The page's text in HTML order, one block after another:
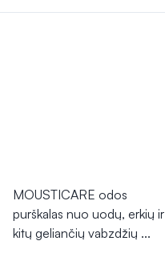
MOUSTICARE odos
purškalas nuo uodų, erkių ir
kitų geliančių vabzdžių ...